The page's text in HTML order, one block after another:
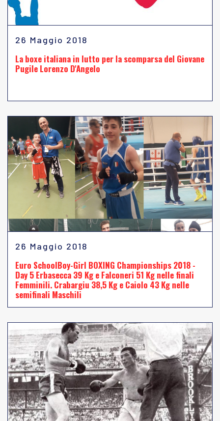
26 Maggio 2018
La boxe italiana in lutto per la scomparsa del Giovane
Pugile Lorenzo D'Angelo
26 Maggio 2018
Euro SchoolBoy-Girl BOXING Championships 2018 -
Day 5 Erbasecca 39 Kg e Falconeri 51 Kg nelle finali
Femminili. Crabargiu 38,5 Kg e Caiolo 43 Kg nelle
semifinali Maschili